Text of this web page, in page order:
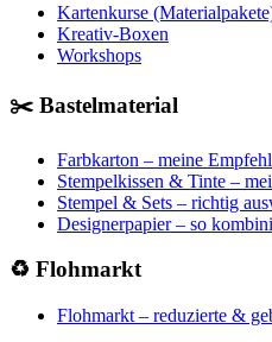
Kartenkurse
Kreativ-Boxen
Workshops
✂️ Bastelmaterial
Farbkarton – meine
Stempelkissen & Tinte –
Stempel & Sets – richtig
Designerpapier – so
♻️ Flohmarkt
Flohmarkt – reduzierte &